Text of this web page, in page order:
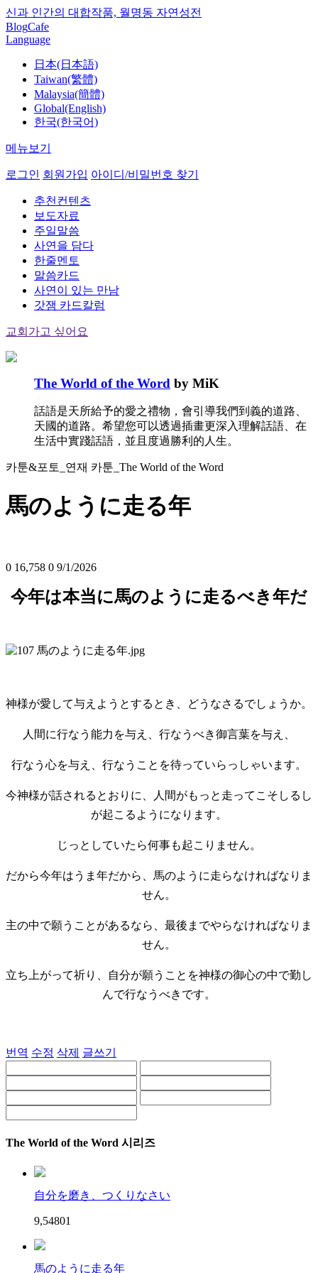
신과 인간의 대합작품, 월명동 자연성전
BlogCafe
Language
日本(日本語)
Taiwan(繁體)
Malaysia(簡體)
Global(English)
한국(한국어)
메뉴보기
로그인 회원가입 아이디/비밀번호 찾기
추천컨텐츠
보도자료
주일말씀
사연을 담다
한줄멘토
말씀카드
사연이 있는 만남
갓잼 카드칼럼
교회가고 싶어요
The World of the Word by MiK
話語是天所給予的愛之禮物，會引導我們到義的道路、
天國的道路。希望您可以透過插畫更深入理解話語、在
生活中實踐話語，並且度過勝利的人生。
카툰&포토_연재 카툰_The World of the Word
馬のように走る年
0 16,758 0 9/1/2026
今年は本当に馬のように走るべき年だ
神様が愛して与えようとするとき、どうなさるでしょうか。
人間に行なう能力を与え、行なうべき御言葉を与え、
行なう心を与え、行なうことを待っていらっしゃいます。
今神様が話されるとおりに、人間がもっと走ってこそしるし
が起こるようになります。
じっとしていたら何事も起こりません。
だから今年はうま年だから、馬のように走らなければなりま
せん。
主の中で願うことがあるなら、最後までやらなければなりま
せん。
立ち上がって祈り、自分が願うことを神様の御心の中で勤し
んで行なうべきです。
번역 수정 삭제 글쓰기
The World of the Word 시리즈
自分を磨き、つくりなさい
9,54801
馬のように走る年